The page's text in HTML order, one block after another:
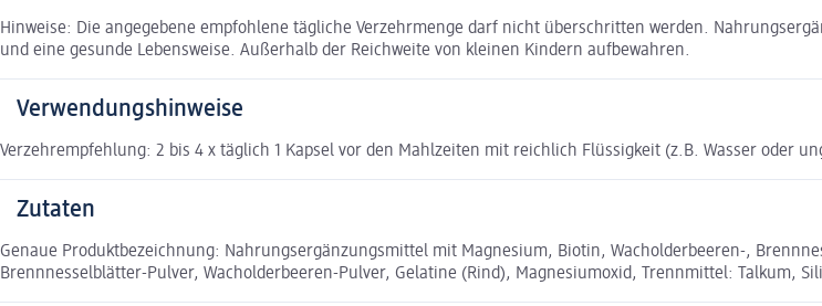
Hinweise: Die angegebene empfohlene tägliche Verzehrmenge darf nicht überschritten werden.
und eine gesunde Lebensweise. Außerhalb der Reichweite von kleinen Kindern aufbewahren.
Verwendungshinweise
Verzehrempfehlung: 2 bis 4 x täglich 1 Kapsel vor den Mahlzeiten mit reichlich Flüssigkeit (z.B. Wasser oder
Zutaten
Genaue Produktbezeichnung: Nahrungsergänzungsmittel mit Magnesium, Biotin, Wacholderbeeren-,
Brennnesselblätter-Pulver, Wacholderbeeren-Pulver, Gelatine (Rind), Magnesiumoxid, Trennmittel: Talkum,